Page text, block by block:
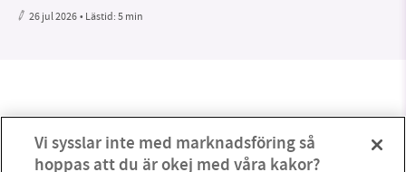
26 jul 2026• Lästid:5 min
Vi sysslar inte med marknadsföring så
hoppas att du är okej med våra kakor?